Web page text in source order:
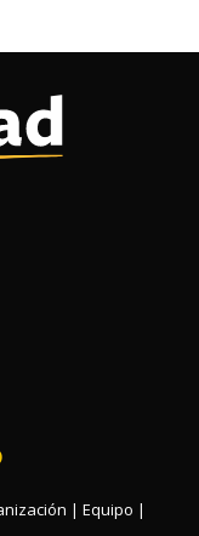
| Equipo |